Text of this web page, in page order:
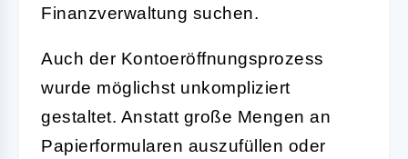
Finanzverwaltung suchen.
Auch der Kontoeröffnungsprozess
wurde möglichst unkompliziert
gestaltet. Anstatt große Mengen an
Papierformularen auszufüllen oder